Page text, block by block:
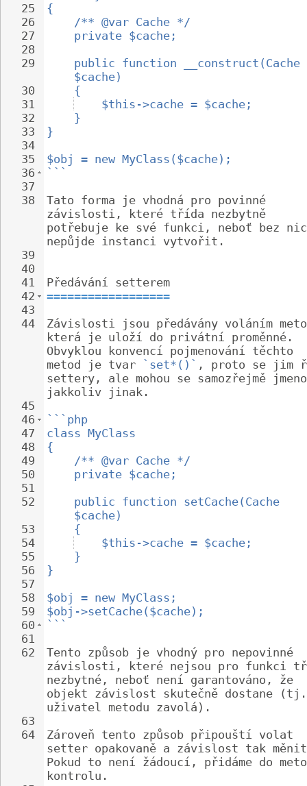
25
26
27
28
29
30
31
32
33
34
35
36
37
38
39
40
41
42
43
44
45
46
47
48
49
50
51
52
53
54
55
56
57
58
59
60
61
62
63
64
{
/** @var Cache */
private $cache;
public function __construct(Cache
$cache)
{
$this->cache = $cache;
}
}
$obj = new MyClass($cache);
```
Tato forma je vhodná pro povinné
závislosti, které třída nezbytně
potřebuje ke své funkci, neboť bez
nepůjde instanci vytvořit.
Předávání setterem
==================
Závislosti jsou předávány voláním
která je uloží do privátní proměnné.
Obvyklou konvencí pojmenování těchto
metod je tvar
`set*()` , proto se jim
settery, ale mohou se samozřejmě
jakkoliv jinak.
```php
class MyClass
{
/** @var Cache */
private $cache;
public function setCache(Cache
$cache)
{
$this->cache = $cache;
}
}
$obj = new MyClass;
$obj->setCache($cache);
```
Tento způsob je vhodný pro nepovinné
závislosti, které nejsou pro funkci
nezbytné, neboť není garantováno, že
objekt závislost skutečně dostane
uživatel metodu zavolá).
Zároveň tento způsob připouští volat
setter opakovaně a závislost tak
Pokud to není žádoucí, přidáme do
kontrolu.